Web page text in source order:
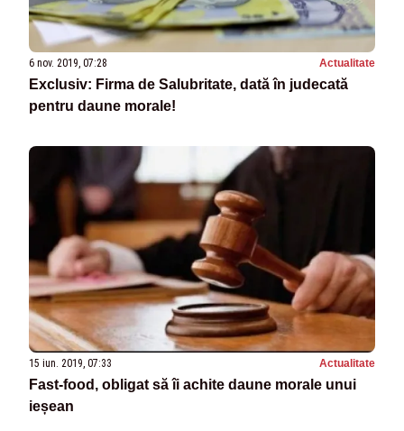
6 nov. 2019, 07:28 Actualitate
Exclusiv: Firma de Salubritate, dată în judecată
pentru daune morale!
15 iun. 2019, 07:33 Actualitate
Fast-food, obligat să îi achite daune morale unui
ieșean